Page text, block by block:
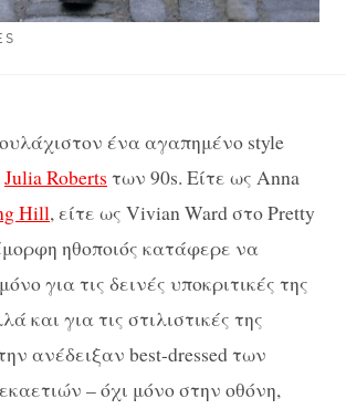
ένα αγαπημένο style
Julia Roberts των 90s. Είτε ως Anna
Hill, είτε ως Vivian Ward στο Pretty
ηθοποιός κατάφερε να
για τις δεινές υποκριτικές της
και για τις στιλιστικές της
ανέδειξαν best-dressed των
– όχι μόνο στην οθόνη,